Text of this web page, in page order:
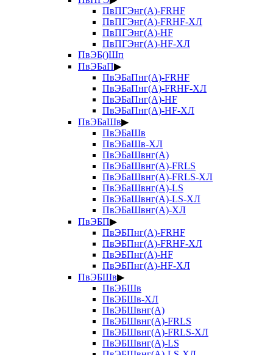
ПвПГЭнг(А)-FRHF
ПвПГЭнг(А)-FRHF-ХЛ
ПвПГЭнг(А)-HF
ПвПГЭнг(А)-HF-ХЛ
ПвЭБ()Шп
ПвЭБаП▶
ПвЭБаПнг(А)-FRHF
ПвЭБаПнг(А)-FRHF-ХЛ
ПвЭБаПнг(А)-HF
ПвЭБаПнг(А)-HF-ХЛ
ПвЭБаШв▶
ПвЭБаШв
ПвЭБаШв-ХЛ
ПвЭБаШвнг(А)
ПвЭБаШвнг(А)-FRLS
ПвЭБаШвнг(А)-FRLS-ХЛ
ПвЭБаШвнг(А)-LS
ПвЭБаШвнг(А)-LS-ХЛ
ПвЭБаШвнг(А)-ХЛ
ПвЭБП▶
ПвЭБПнг(А)-FRHF
ПвЭБПнг(А)-FRHF-ХЛ
ПвЭБПнг(А)-HF
ПвЭБПнг(А)-HF-ХЛ
ПвЭБШв▶
ПвЭБШв
ПвЭБШв-ХЛ
ПвЭБШвнг(А)
ПвЭБШвнг(А)-FRLS
ПвЭБШвнг(А)-FRLS-ХЛ
ПвЭБШвнг(А)-LS